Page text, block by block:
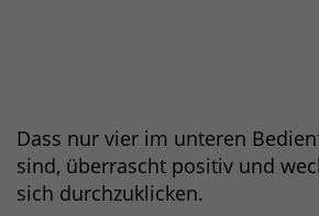
Dass nur vier im unteren
sind, überrascht positiv und
sich durchzuklicken.